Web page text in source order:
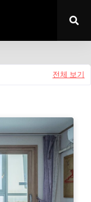
전체 보기